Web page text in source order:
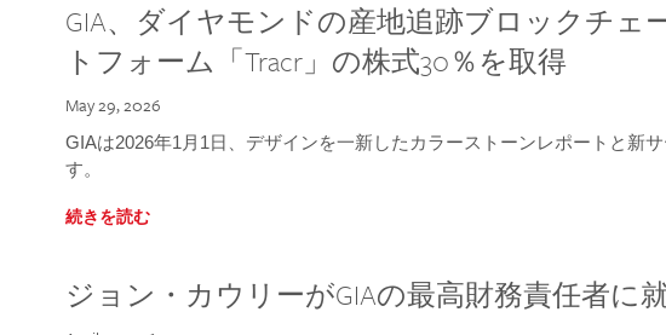
GIA、ダイヤモンドの産地追跡ブロックチェ
トフォーム「Tracr」の株式30％を取得
May 29, 2026
GIAは2026年1月1日、デザインを一新したカラーストーンレポートと新
す。
続きを読む
ジョン・カウリーがGIAの最高財務責任者に